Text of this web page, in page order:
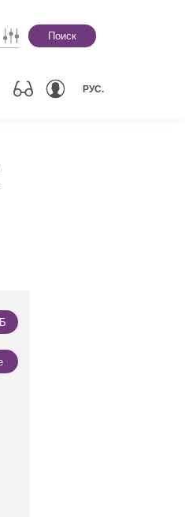
Поиск
РУС.